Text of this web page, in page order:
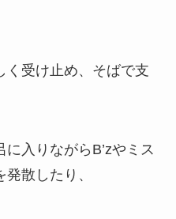
く受け止め、そばで支
入りながらB’zやミス
散したり、